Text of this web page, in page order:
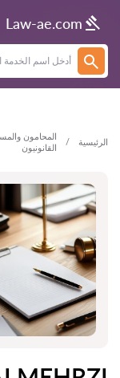
Law-ae.com
الرئيسية
المحامون
القانونيون